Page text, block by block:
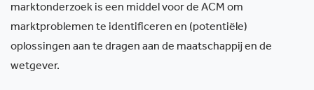
marktonderzoek is een middel voor de ACM om
marktproblemen te identificeren en (potentiële)
oplossingen aan te dragen aan de maatschappij en de
wetgever.